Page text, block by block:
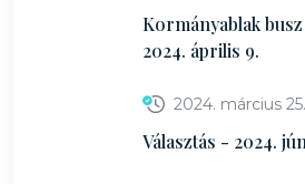
Kormányablak
2024. április 9.
2024. március 25.
Választás - 2024.